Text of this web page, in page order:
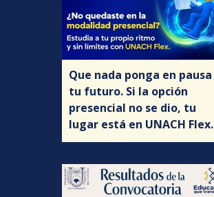
Que nada ponga en pausa
tu futuro. Si la opción
presencial no se dio, tu
lugar está en UNACH Flex.